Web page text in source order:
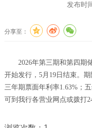
发布时
分享至：
2026年第三期和第四期储
开始发行，5月19日结束。
三年期票面年利率1.63%；
可到我行各营业网点或拨打